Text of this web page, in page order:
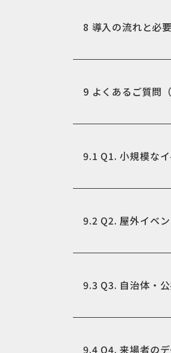
8 導入の流れと必
9 よくあるご質問（
9.1 Q1. 小規模な
9.2 Q2. 屋外イベ
9.3 Q3. 自治体・
9.4 Q4. 来場者の